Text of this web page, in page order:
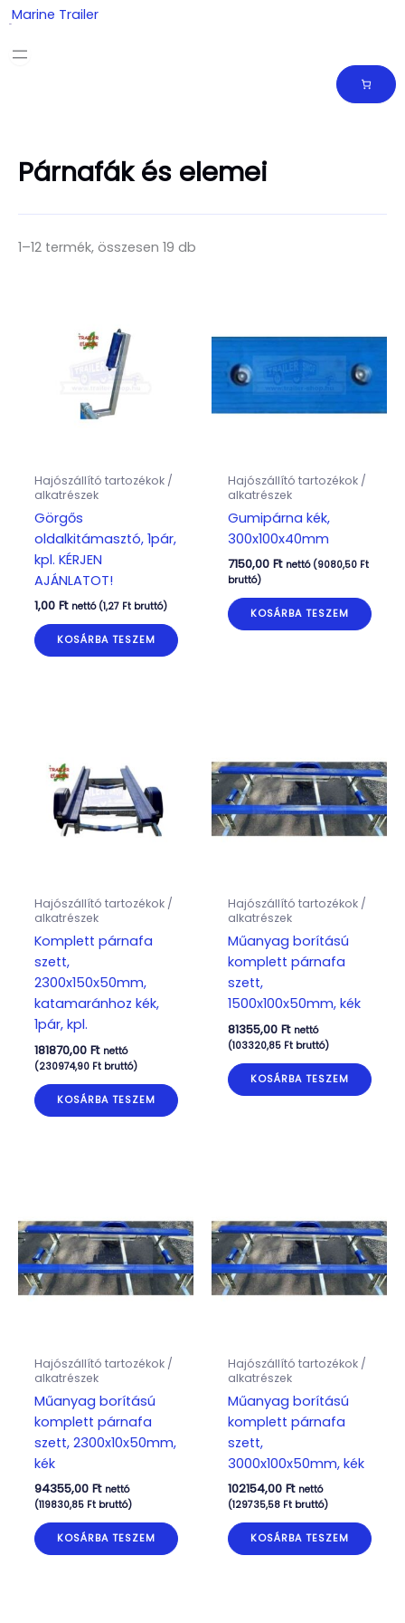
Skip
to
content
Marine Trailer
Párnafák és elemei
1–12 termék, összesen 19 db
Hajószállító tartozékok /
alkatrészek
Görgős
oldalkitámasztó, 1pár,
kpl. KÉRJEN
AJÁNLATOT!
1,00 Ft nettó (1,27 Ftbruttó)
KOSÁRBA TESZEM
Hajószállító tartozékok /
alkatrészek
Gumipárna kék,
300x100x40mm
7150,00 Ft nettó (9080,50 Ft
bruttó)
KOSÁRBA TESZEM
Hajószállító tartozékok /
alkatrészek
Komplett párnafa
szett,
2300x150x50mm,
katamaránhoz kék,
1pár, kpl.
181870,00 Ft nettó
(230974,90 Ftbruttó)
KOSÁRBA TESZEM
Hajószállító tartozékok /
alkatrészek
Műanyag borítású
komplett párnafa
szett,
1500x100x50mm, kék
81355,00 Ft nettó
(103320,85 Ftbruttó)
KOSÁRBA TESZEM
Hajószállító tartozékok /
alkatrészek
Műanyag borítású
komplett párnafa
szett, 2300x10x50mm,
kék
94355,00 Ft nettó
(119830,85 Ftbruttó)
KOSÁRBA TESZEM
Hajószállító tartozékok /
alkatrészek
Műanyag borítású
komplett párnafa
szett,
3000x100x50mm, kék
102154,00 Ft nettó
(129735,58 Ftbruttó)
KOSÁRBA TESZEM